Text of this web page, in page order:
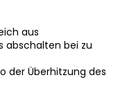
aus
abschalten bei zu
der Überhitzung des